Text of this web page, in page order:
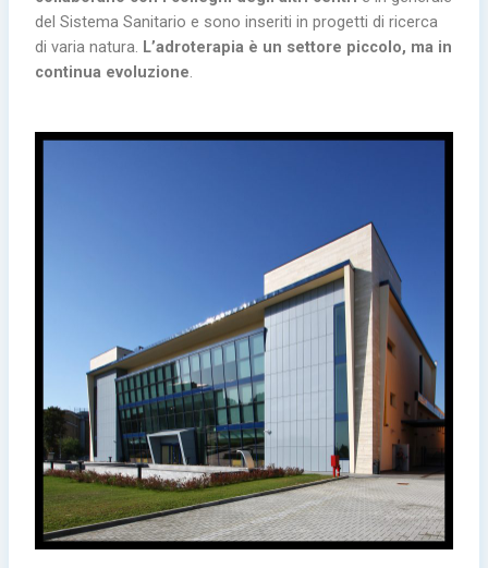
del Sistema Sanitario e sono inseriti in progetti di ricerca
di varia natura. L’adroterapia è un settore piccolo, ma in
continua evoluzione